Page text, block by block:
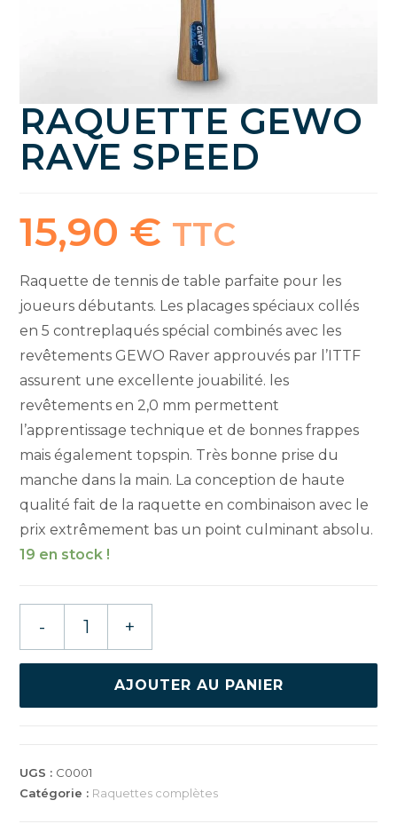
RAQUETTE GEWO
RAVE SPEED
15,90 € TTC
Raquette de tennis de table parfaite pour les
joueurs débutants. Les placages spéciaux collés
en 5 contreplaqués spécial combinés avec les
revêtements GEWO Raver approuvés par l’ITTF
assurent une excellente jouabilité. les
revêtements en 2,0 mm permettent
l’apprentissage technique et de bonnes frappes
mais également topspin. Très bonne prise du
manche dans la main. La conception de haute
qualité fait de la raquette en combinaison avec le
prix extrêmement bas un point culminant absolu.
19 en stock !
RAVE
- +
AJOUTER AU PANIER
UGS : C0001
Catégorie : Raquettes complètes